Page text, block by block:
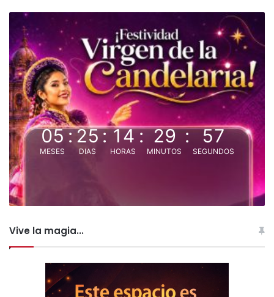
05
MESES
:25
DIAS
:14
HORAS
: 29
MINUTOS
: 56
SEGUNDOS
Vive la magia...